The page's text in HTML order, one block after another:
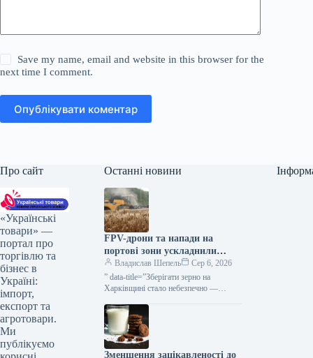
Save my name, email and website in this browser for the
next time I comment.
Опублікувати коментар
Про сайт
«Українські
товари» —
портал про
торгівлю та
бізнес в
Україні:
імпорт,
експорт та
агротовари.
Ми
публікуємо
Останні новини
FPV-дрони та напади на
портові зони ускладнили
діяльність сільгоспвиробників
Харківської області —
КУРКУЛЬ
Владислав Шепель
Сер 6, 2026
” data-title=”Зберігати зерно на
Харківщині стало небезпечно —
url=”https://kurkul.com/news/41851-
zberigati-zerno-na-harkivschini-stalo-
nebezpechno–fermer”> Зберігати
врожай на Харківщині стало
ризиковано — аграрій 5 серпня…
Зменшення зацікавленості до